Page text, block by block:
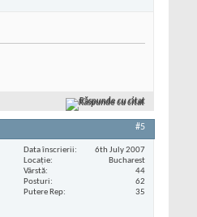
Răspunde cu citat
#5
Data înscrierii
6th July 2007
Locaţie
Bucharest
Vârstă
44
Posturi
62
Putere Rep
35